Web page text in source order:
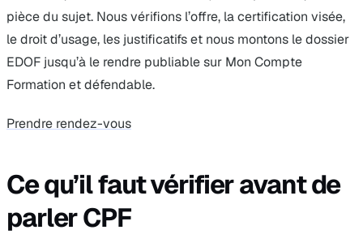
pièce du sujet. Nous vérifions l’offre, la certification visée,
le droit d’usage, les justificatifs et nous montons le dossier
EDOF jusqu’à le rendre publiable sur Mon Compte
Formation et défendable.
Prendre rendez-vous
Ce qu’il faut vérifier avant de
parler CPF